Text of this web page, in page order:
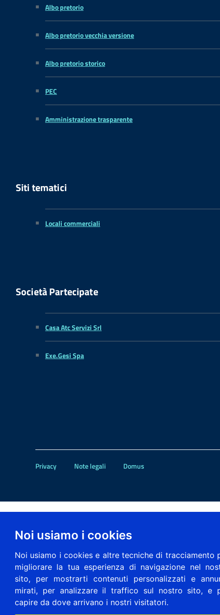
Noi usiamo i cookies
Noi usiamo i cookies e altre tecniche di tracciamento
migliorare la tua esperienza di navigazione nel
sito, per mostrarti contenuti personalizzati e
mirati, per analizzare il traffico sul nostro sito, e
capire da dove arrivano i nostri visitatori.
Albo pretorio
Albo pretorio vecchia versione
Albo pretorio storico
PEC
Amministrazione trasparente
Siti tematici
Locali commerciali
Società Partecipate
Casa Atc Servizi Srl
Exe.Gesi Spa
Privacy Note legali Domus